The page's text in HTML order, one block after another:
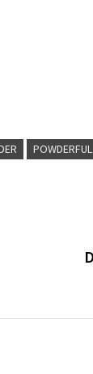
POWDERFUL